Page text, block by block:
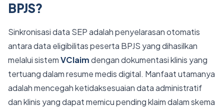
BPJS?
Sinkronisasi data SEP adalah penyelarasan otomatis
antara data eligibilitas peserta BPJS yang dihasilkan
melalui sistemVClaimdengan dokumentasi klinis yang
tertuang dalam resume medis digital. Manfaat utamanya
adalah mencegah ketidaksesuaian data administratif
dan klinis yang dapat memicu pending klaim dalam skema